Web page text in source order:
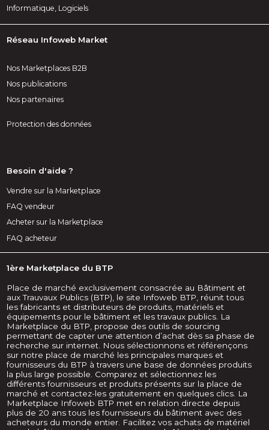
Informatique, Logiciels
Réseau Infoweb Market
Nos Marketplaces B2B
Nos publications
Nos partenaires
Protection des données
Besoin d'aide ?
Vendre sur la Marketplace
FAQ vendeur
Acheter sur la Marketplace
FAQ acheteur
1ère Marketplace du BTP
Place de marché exclusivement consacrée au Bâtiment et
aux Trauvaux Publics (BTP), le site Infoweb BTP, réunit tous
les fabricants et distributeurs de produits, matériels et
équipements pour le bâtiment et les travaux publics. La
Marketplace du BTP, propose des outils de sourcing
permettant de capter une attention d’achat dès sa phase de
recherche sur internet. Nous sélectionnons et référençons
sur notre place de marché les principales marques et
fournisseurs du BTP à travers une base de données produits
la plus large possible. Comparez et sélectionnez les
différents fournisseurs et produits présents sur la place de
marché et contactez-les gratuitement en quelques clics. La
Marketplace Infoweb BTP met en relation directe depuis
plus de 20 ans tous les fournisseurs du bâtiment avec des
acheteurs du monde entier. Facilitez vos achats de matériel